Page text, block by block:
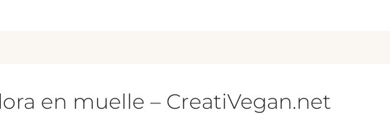
en muelle – CreatiVegan.net